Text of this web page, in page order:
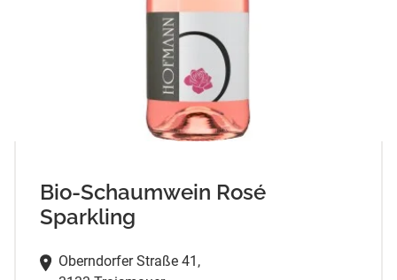
Bio-Schaumwein Rosé
Sparkling
Oberndorfer Straße 41,